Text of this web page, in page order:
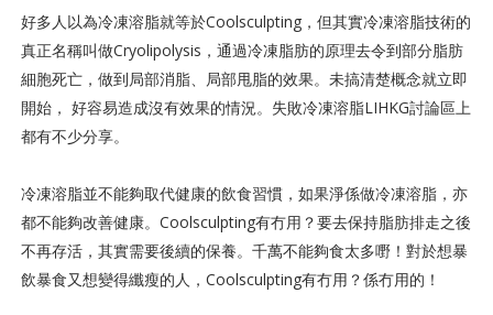
好多人以為冷凍溶脂就等於Coolsculpting，但其實冷凍溶脂技術的
真正名稱叫做Cryolipolysis，通過冷凍脂肪的原理去令到部分脂肪
細胞死亡，做到局部消脂、局部甩脂的效果。未搞清楚概念就立即
開始， 好容易造成沒有效果的情況。失敗冷凍溶脂LIHKG討論區上
都有不少分享。
冷凍溶脂並不能夠取代健康的飲食習慣，如果淨係做冷凍溶脂，亦
都不能夠改善健康。Coolsculpting有冇用？要去保持脂肪排走之後
不再存活，其實需要後續的保養。千萬不能夠食太多嘢！對於想暴
飲暴食又想變得纖瘦的人，Coolsculpting有冇用？係冇用的！